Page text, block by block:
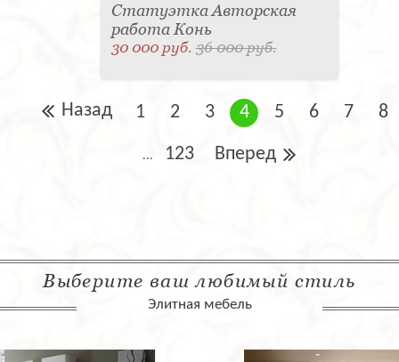
Статуэтка Авторская
работа Конь
30 000 руб.36 000 руб.
Назад 1 2 3 4 5 6 7 8
... 123 Вперед
Выберите ваш любимый стиль
Элитная мебель